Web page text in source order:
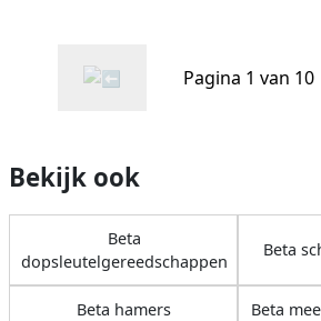
Pagina 1 van 10
Bekijk ook
Beta
dopsleutelgereedschappen
Beta
Beta hamers Beta